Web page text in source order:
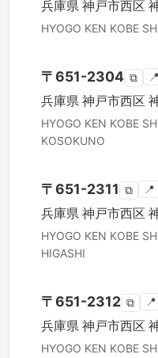
兵庫県 神戸市西区
HYOGO KEN KOBE
〒651-2304 ⧉ 📍
兵庫県 神戸市西区
HYOGO KEN KOBE
KOSOKUNO
〒651-2311 ⧉ 📍
兵庫県 神戸市西区
HYOGO KEN KOBE
HIGASHI
〒651-2312 ⧉ 📍
兵庫県 神戸市西区
HYOGO KEN KOBE